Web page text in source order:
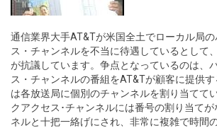
通信業界大手AT&Tが米国全土でローカル局
ス・チャンネルを不当に待遇しているとして
が抗議しています。争点となっているのは、
ス・チャンネルの番組をAT&Tが顧客に提供
は各放送局に個別のチャンネルを割り当てて
クアクセス･チャンネルには番号の割り当て
ネルと十把一絡げにされ、非常に複雑で時間